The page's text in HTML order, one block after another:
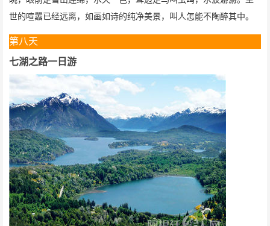
世的喧嚣已经远离，如画如诗的纯净美景，叫人怎能不陶醉其中。
第八天
七湖之路一日游